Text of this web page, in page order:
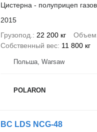
Цистерна - полуприцеп
2015
Грузопод.
22 200 кг Объем
Собственный вес 11 800 кг
Польша, Warsaw
POLARON
BC LDS NCG-48